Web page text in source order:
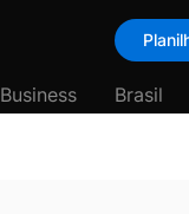
Business Brasil